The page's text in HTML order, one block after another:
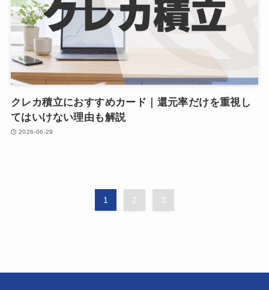
クレカ積立におすすめカード｜還元率だけを重視し
てはいけない理由も解説
2026-06-29
1 2 3